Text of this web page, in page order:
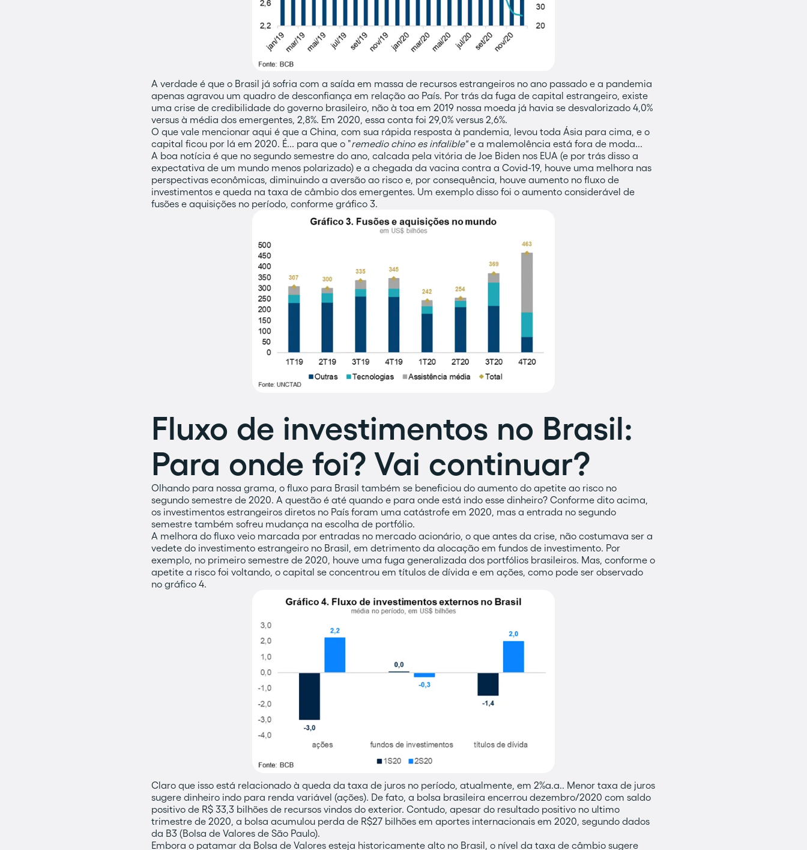
A verdade é que o Brasil já sofria com a saída em massa de recursos estrangeiros no ano passado e a pandemia
apenas agravou um quadro de desconfiança em relação ao País. Por trás da fuga de capital estrangeiro, existe
uma crise de credibilidade do governo brasileiro, não à toa em 2019 nossa moeda já havia se desvalorizado 4,0%
versus à média dos emergentes, 2,8%. Em 2020, essa conta foi 29,0% versus 2,6%.
O que vale mencionar aqui é que a China, com sua rápida resposta à pandemia, levou toda Ásia para cima, e o
capital ficou por lá em 2020. É... para que o "remedio chino es infalible"e a malemolência está fora de moda...
A boa notícia é que no segundo semestre do ano, calcada pela vitória de Joe Biden nos EUA (e por trás disso a
expectativa de um mundo menos polarizado) e a chegada da vacina contra a Covid-19, houve uma melhora nas
perspectivas econômicas, diminuindo a aversão ao risco e, por consequência, houve aumento no fluxo de
investimentos e queda na taxa de câmbio dos emergentes. Um exemplo disso foi o aumento considerável de
fusões e aquisições no período, conforme gráfico 3.
Fluxo de investimentos no Brasil:
Para onde foi? Vai continuar?
Olhando para nossa grama, o fluxo para Brasil também se beneficiou do aumento do apetite ao risco no
segundo semestre de 2020. A questão é até quando e para onde está indo esse dinheiro? Conforme dito acima,
os investimentos estrangeiros diretos no País foram uma catástrofe em 2020, mas a entrada no segundo
semestre também sofreu mudança na escolha de portfólio.
A melhora do fluxo veio marcada por entradas no mercado acionário, o que antes da crise, não costumava ser a
vedete do investimento estrangeiro no Brasil, em detrimento da alocação em fundos de investimento. Por
exemplo, no primeiro semestre de 2020, houve uma fuga generalizada dos portfólios brasileiros. Mas, conforme o
apetite a risco foi voltando, o capital se concentrou em títulos de dívida e em ações, como pode ser observado
no gráfico 4.
Claro que isso está relacionado à queda da taxa de juros no período, atualmente, em 2%a.a.. Menor taxa de juros
sugere dinheiro indo para renda variável (ações). De fato, a bolsa brasileira encerrou dezembro/2020 com saldo
positivo de R$ 33,3 bilhões de recursos vindos do exterior. Contudo, apesar do resultado positivo no ultimo
trimestre de 2020, a bolsa acumulou perda de R$27 bilhões em aportes internacionais em 2020, segundo dados
da B3 (Bolsa de Valores de São Paulo).
Embora o patamar da Bolsa de Valores esteja historicamente alto no Brasil, o nível da taxa de câmbio sugere